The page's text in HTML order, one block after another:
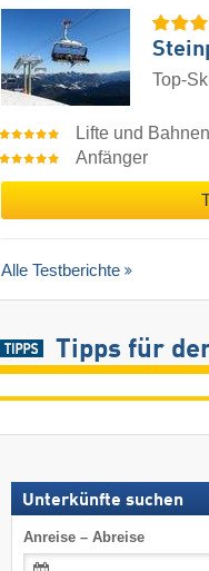
Top-
Lifte und Bahnen
Anfänger
Alle Testberichte
Tipps für
Unterkünfte suchen
Anreise – Abreise